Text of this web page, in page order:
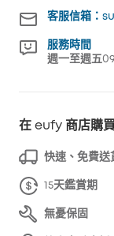
客服信箱：
服務時間
週一至週五
在 eufy 商店購買
快速、免費送
15天鑑賞期
無憂保固